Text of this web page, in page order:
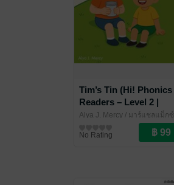
Tim’s Tin (Hi! Phonics
Readers – Level 2 |
Includes QR Code
Alya J. Mercy / มาร์แชลแม็กซ์
วรรณกรรมเด็ก (6-12 ปี)
No Rating